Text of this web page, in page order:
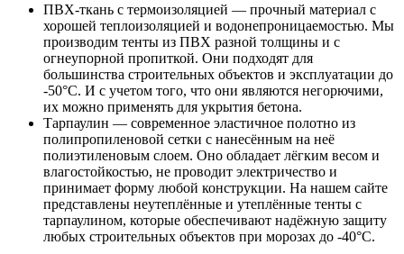
ПВХ-ткань с термоизоляцией — прочный материал с
хорошей теплоизоляцией и водонепроницаемостью. Мы
производим тенты из ПВХ разной толщины и с
огнеупорной пропиткой. Они подходят для
большинства строительных объектов и эксплуатации до
-50°С. И с учетом того, что они являются негорючими,
их можно применять для укрытия бетона.
Тарпаулин — современное эластичное полотно из
полипропиленовой сетки с нанесённым на неё
полиэтиленовым слоем. Оно обладает лёгким весом и
влагостойкостью, не проводит электричество и
принимает форму любой конструкции. На нашем сайте
представлены неутеплённые и утеплённые тенты с
тарпаулином, которые обеспечивают надёжную защиту
любых строительных объектов при морозах до -40°С.